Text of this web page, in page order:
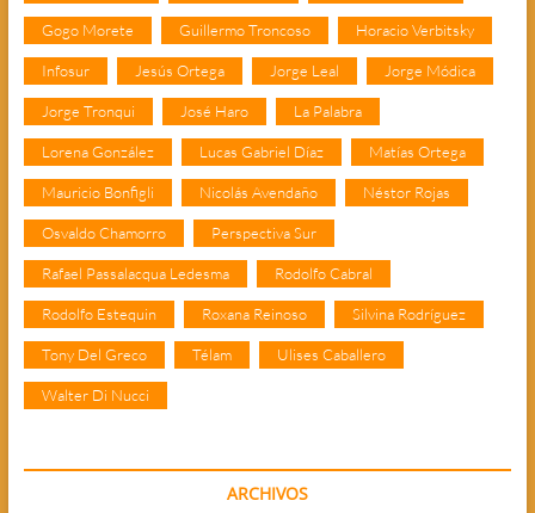
Gogo Morete Guillermo Troncoso Horacio Verbitsky
Infosur Jesús Ortega Jorge Leal Jorge Módica
Jorge Tronqui José Haro La Palabra
Lorena González Lucas Gabriel Díaz Matías Ortega
Mauricio Bonfigli Nicolás Avendaño Néstor Rojas
Osvaldo Chamorro Perspectiva Sur
Rafael Passalacqua Ledesma Rodolfo Cabral
Rodolfo Estequin Roxana Reinoso Silvina Rodríguez
Tony Del Greco Télam Ulises Caballero
Walter Di Nucci
ARCHIVOS